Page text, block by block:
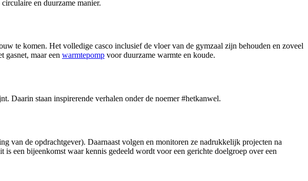
en duurzame manier.
te komen. Het volledige casco inclusief de vloer van de gymzaal zijn behouden en zoveel
gasnet, maar een warmtepomp voor duurzame warmte en koude.
Daarin staan inspirerende verhalen onder de noemer #hetkanwel.
van de opdrachtgever). Daarnaast volgen en monitoren ze nadrukkelijk projecten na
is een bijeenkomst waar kennis gedeeld wordt voor een gerichte doelgroep over een